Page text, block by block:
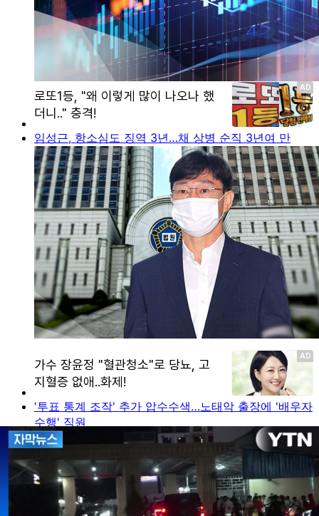
임성근, 항소심도 징역 3년…채 상병 순직 3년여 만
'투표 통계 조작' 추가 압수수색…노태악 출장에 '배우자
수행' 직원